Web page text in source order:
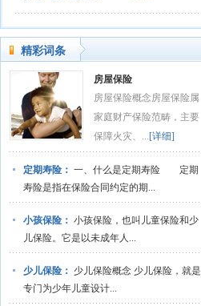
精彩词条
房屋保险
房屋保险概念房屋保险属
家庭财产保险范畴，主要
保障火灾、...[详细]
定期寿险： 一、什么是定期寿险 定期
寿险是指在保险合同约定的期...
小孩保险： 小孩保险，也叫儿童保险和少
儿保险。它是以未成年人...
少儿保险： 少儿保险概念 少儿保险，就是
专门为少年儿童设计...